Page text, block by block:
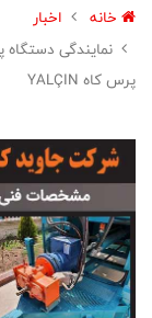
ناوبری
خانه
اخبار
نمایندگی
پرس کاه YALÇIN